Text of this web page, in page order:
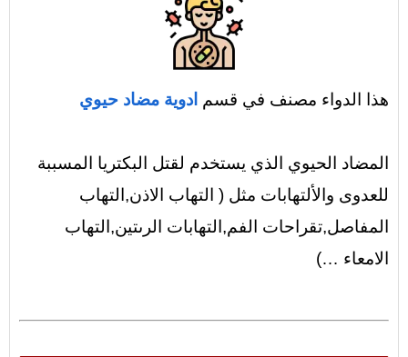
هذا الدواء مصنف في قسم ادوية مضاد حيوي
المضاد الحيوي الذي يستخدم لقتل البكتريا المسببة
للعدوى والألتهابات مثل ( التهاب الاذن,التهاب
المفاصل,تقراحات الفم,التهابات الرىتين,التهاب
الامعاء …)